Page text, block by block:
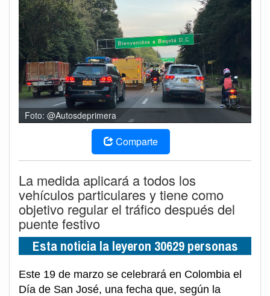
Foto: @Autosdeprimera
Comparte
La medida aplicará a todos los
vehículos particulares y tiene como
objetivo regular el tráfico después del
puente festivo
Esta noticia la leyeron 30629 personas
Este 19 de marzo se celebrará en Colombia el
Día de San José, una fecha que, según la